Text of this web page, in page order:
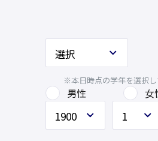
※本日時点の学年を選択し
男性 女